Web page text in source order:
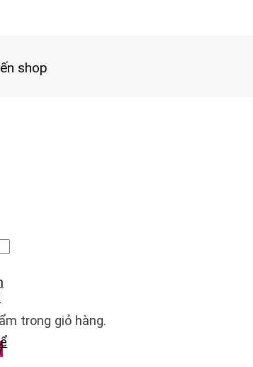
shop
trong giỏ hàng.